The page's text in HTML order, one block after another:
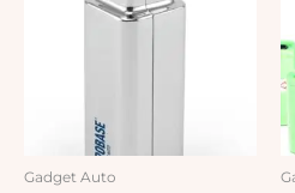
Gadget Auto